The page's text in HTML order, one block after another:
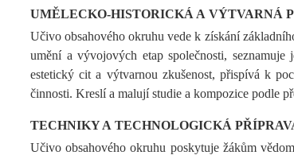
UMĚLECKO-HISTORICKÁ A VÝTVARNÁ
Učivo obsahového okruhu vede k získání
umění a vývojových etap společnosti,
estetický cit a výtvarnou zkušenost, přispívá k
činnosti. Kreslí a malují studie a kompozice podle
TECHNIKY A TECHNOLOGICKÁ
Učivo obsahového okruhu poskytuje žákům